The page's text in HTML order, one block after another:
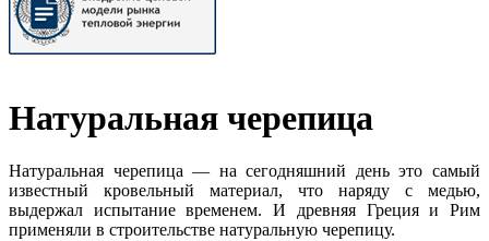
Натуральная черепица
Натуральная черепица — на сегодняшний день это самый
известный кровельный материал, что наряду с медью,
выдержал испытание временем. И древняя Греция и Рим
применяли в строительстве натуральную черепицу.